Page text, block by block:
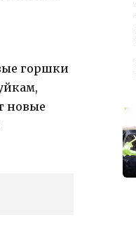
горшки
новые